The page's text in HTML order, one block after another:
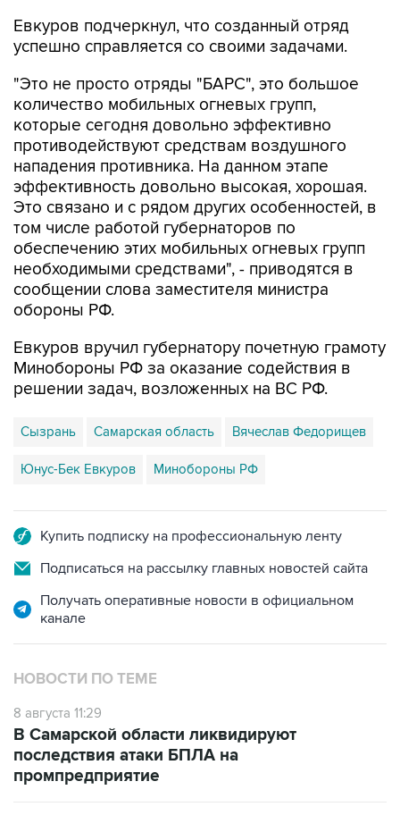
Евкуров подчеркнул, что созданный отряд
успешно справляется со своими задачами.
"Это не просто отряды "БАРС", это большое
количество мобильных огневых групп,
которые сегодня довольно эффективно
противодействуют средствам воздушного
нападения противника. На данном этапе
эффективность довольно высокая, хорошая.
Это связано и с рядом других особенностей, в
том числе работой губернаторов по
обеспечению этих мобильных огневых групп
необходимыми средствами", - приводятся в
сообщении слова заместителя министра
обороны РФ.
Евкуров вручил губернатору почетную грамоту
Минобороны РФ за оказание содействия в
решении задач, возложенных на ВС РФ.
Сызрань Самарская область Вячеслав Федорищев
Юнус-Бек Евкуров Минобороны РФ
Купить подписку на профессиональную ленту
Подписаться на рассылку главных новостей сайта
Получать оперативные новости в официальном
канале
НОВОСТИ ПО ТЕМЕ
8 августа 11:29
В Самарской области ликвидируют
последствия атаки БПЛА на
промпредприятие